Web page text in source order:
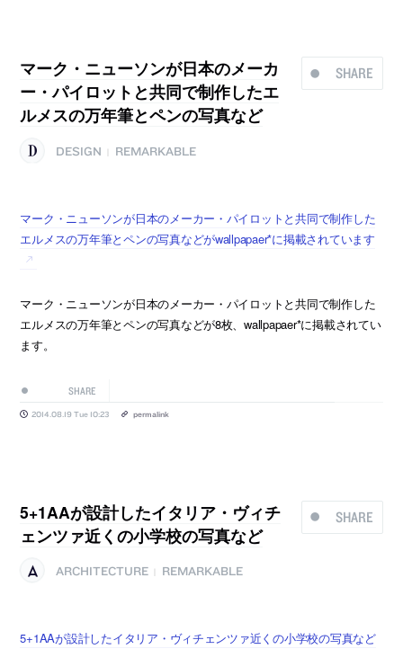
SHARE
マーク・ニューソンが日本のメーカ
ー・パイロットと共同で制作したエ
ルメスの万年筆とペンの写真など
DESIGN REMARKABLE
マーク・ニューソンが日本のメーカー・パイロットと共同で制作した
エルメスの万年筆とペンの写真などがwallpapaer*に掲載されています
マーク・ニューソンが日本のメーカー・パイロットと共同で制作した
エルメスの万年筆とペンの写真などが8枚、wallpapaer*に掲載されてい
ます。
SHARE
2014.08.19 Tue 10:23 permalink
SHARE
5+1AAが設計したイタリア・ヴィチ
ェンツァ近くの小学校の写真など
ARCHITECTURE REMARKABLE
5+1AAが設計したイタリア・ヴィチェンツァ近くの小学校の写真など